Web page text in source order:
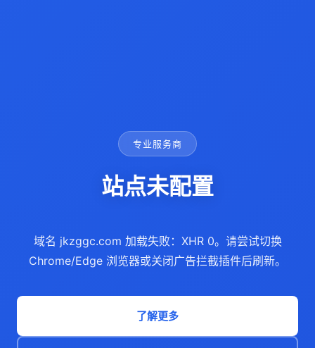
专业服务商
站点未配置
域名 jkzggc.com 加载失败：XHR 0。请尝试切换
Chrome/Edge 浏览器或关闭广告拦截插件后刷新。
了解更多